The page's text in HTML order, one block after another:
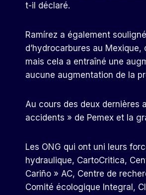
t-il déclaré.
Ramírez a également
d’hydrocarbures au
mais cela a entraîné une
aucune augmentation de la
Au cours des deux dernières
accidents » de Pemex et la
Les ONG qui ont uni leurs
hydraulique, CartoCritica,
Cariño » AC, Centre de
Comité écologique Integral,